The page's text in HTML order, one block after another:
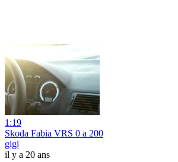
1:19
Skoda Fabia VRS 0 a 200
gigi
il y a 20 ans